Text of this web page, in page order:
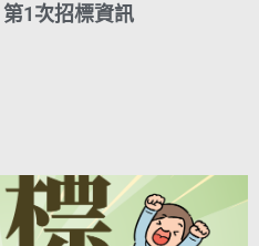
第1次招標資訊